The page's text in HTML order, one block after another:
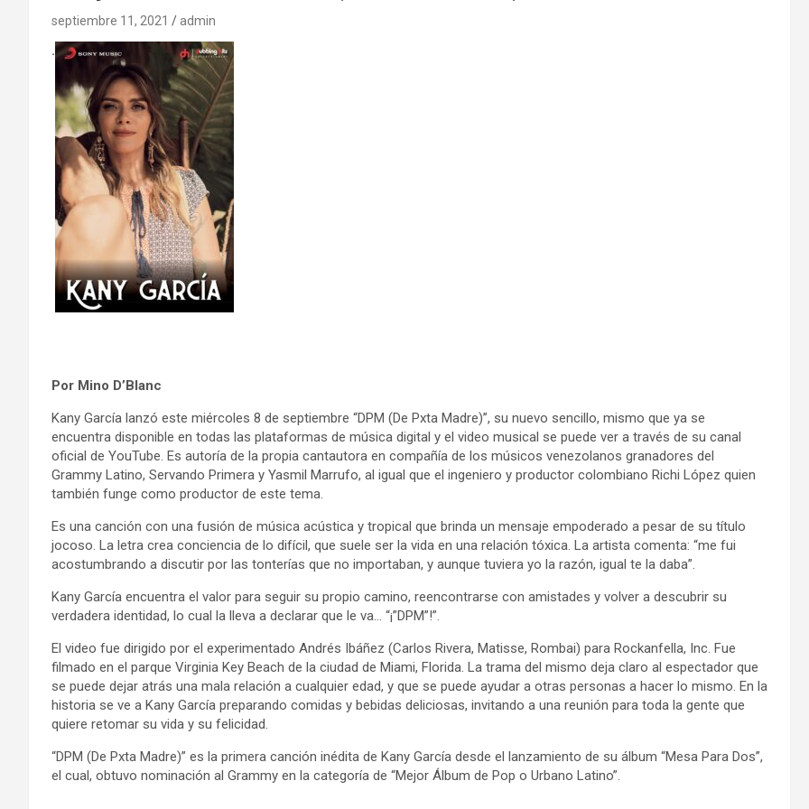
septiembre 11, 2021 admin
.
Por Mino D’Blanc
Kany García lanzó este miércoles 8 de septiembre “DPM (De Pxta Madre)”, su nuevo sencillo, mismo que ya se
encuentra disponible en todas las plataformas de música digital y el video musical se puede ver a través de su canal
oficial de YouTube. Es autoría de la propia cantautora en compañía de los músicos venezolanos granadores del
Grammy Latino, Servando Primera y Yasmil Marrufo, al igual que el ingeniero y productor colombiano Richi López quien
también funge como productor de este tema.
Es una canción con una fusión de música acústica y tropical que brinda un mensaje empoderado a pesar de su título
jocoso. La letra crea conciencia de lo difícil, que suele ser la vida en una relación tóxica. La artista comenta: “me fui
acostumbrando a discutir por las tonterías que no importaban, y aunque tuviera yo la razón, igual te la daba”.
Kany García encuentra el valor para seguir su propio camino, reencontrarse con amistades y volver a descubrir su
verdadera identidad, lo cual la lleva a declarar que le va… “¡”DPM”!”.
El video fue dirigido por el experimentado Andrés Ibáñez (Carlos Rivera, Matisse, Rombai) para Rockanfella, Inc. Fue
filmado en el parque Virginia Key Beach de la ciudad de Miami, Florida. La trama del mismo deja claro al espectador que
se puede dejar atrás una mala relación a cualquier edad, y que se puede ayudar a otras personas a hacer lo mismo. En la
historia se ve a Kany García preparando comidas y bebidas deliciosas, invitando a una reunión para toda la gente que
quiere retomar su vida y su felicidad.
“DPM (De Pxta Madre)” es la primera canción inédita de Kany García desde el lanzamiento de su álbum “Mesa Para Dos”,
el cual, obtuvo nominación al Grammy en la categoría de “Mejor Álbum de Pop o Urbano Latino”.